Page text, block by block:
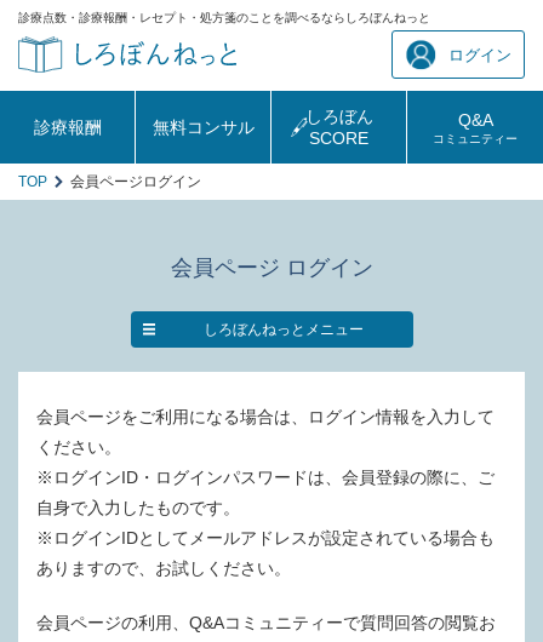
診療点数・診療報酬・レセプト・処方箋のことを調べるならしろぼんねっと
ログイン
診療報酬 無料コンサル
しろぼん
SCORE
Q&A
コミュニティー
TOP 会員ページログイン
会員ページ ログイン
しろぼんねっとメニュー
会員ページをご利用になる場合は、ログイン情報を入力して
ください。
※ログインID・ログインパスワードは、会員登録の際に、ご
自身で入力したものです。
※ログインIDとしてメールアドレスが設定されている場合も
ありますので、お試しください。
会員ページの利用、Q&Aコミュニティーで質問回答の閲覧お